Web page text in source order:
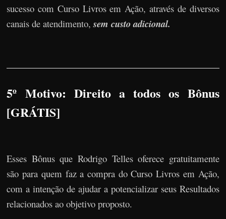
sucesso com Curso Livros em Ação, através de diversos
canais de atendimento,sem custo adicional.
5º Motivo: Direito a todos os Bônus
[GRÁTIS]
Esses Bônus que Rodrigo Telles oferece gratuitamente
são para quem faz a compra do Curso Livros em Ação,
com a intenção de ajudar a potencializar seus Resultados
relacionados ao objetivo proposto.